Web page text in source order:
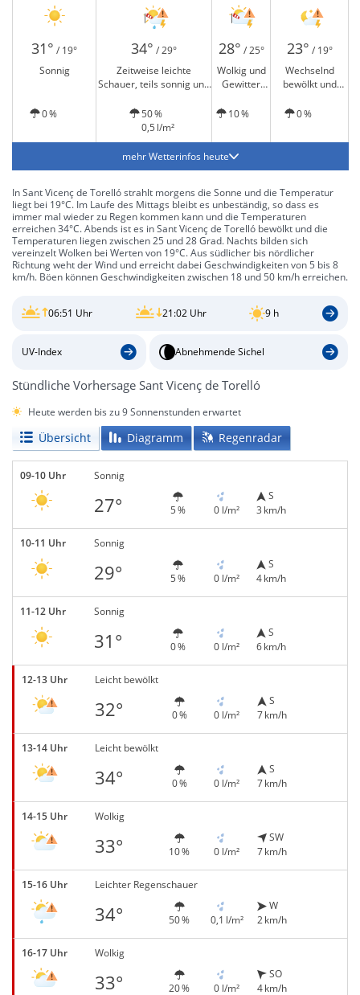
31° / 19° 34° / 29° 28° / 25° 23° / 19°
Sonnig
Zeitweise leichte
Schauer, teils sonnig und
Wolkig und
Gewitter
Wechselnd
bewölkt und
0 %
50 %
0,5 l/m²
10 % 0 %
mehr Wetterinfos heute
In Sant Vicenç de Torelló strahlt morgens die Sonne und die Temperatur
liegt bei 19°C. Im Laufe des Mittags bleibt es unbeständig, so dass es
immer mal wieder zu Regen kommen kann und die Temperaturen
erreichen 34°C. Abends ist es in Sant Vicenç de Torelló bewölkt und die
Temperaturen liegen zwischen 25 und 28 Grad. Nachts bilden sich
vereinzelt Wolken bei Werten von 19°C. Aus südlicher bis nördlicher
Richtung weht der Wind und erreicht dabei Geschwindigkeiten von 5 bis 8
km/h. Böen können Geschwindigkeiten zwischen 18 und 50 km/h erreichen.
06:51 Uhr 21:02 Uhr 9 h
UV-Index Abnehmende Sichel
Stündliche Vorhersage Sant Vicenç de Torelló
Heute werden bis zu 9 Sonnenstunden erwartet
Übersicht Diagramm Regenradar
09-10 Uhr Sonnig
27° 5 % 0 l/m²
S
3 km/h
10-11 Uhr Sonnig
29° 5 % 0 l/m²
S
4 km/h
11-12 Uhr Sonnig
31° 0 % 0 l/m²
S
6 km/h
12-13 Uhr Leicht bewölkt
32° 0 % 0 l/m²
S
7 km/h
13-14 Uhr Leicht bewölkt
34° 0 % 0 l/m²
S
7 km/h
14-15 Uhr Wolkig
33° 10 % 0 l/m²
SW
7 km/h
15-16 Uhr Leichter Regenschauer
34° 50 % 0,1 l/m²
W
2 km/h
16-17 Uhr Wolkig
33° 20 % 0 l/m²
SO
4 km/h